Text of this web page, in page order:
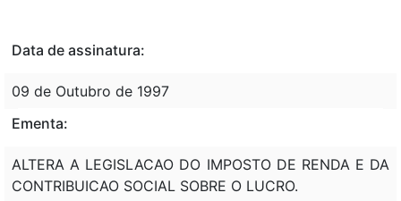
Data de assinatura:
09 de Outubro de 1997
Ementa:
ALTERA A LEGISLACAO DO IMPOSTO DE RENDA E DA
CONTRIBUICAO SOCIAL SOBRE O LUCRO.